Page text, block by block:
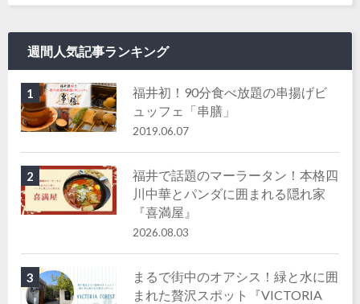
週間人気記事ランキング
1
福井初！90分食べ放題の串揚げビ
ュッフェ「串膳」
2019.06.07
2
福井で話題のマーラータン！本格四
川中華とパンダに囲まれる隠れ家
『喜満屋』
2026.08.03
3
まるで街中のオアシス！緑と水に囲
まれた贅沢スポット『VICTORIA